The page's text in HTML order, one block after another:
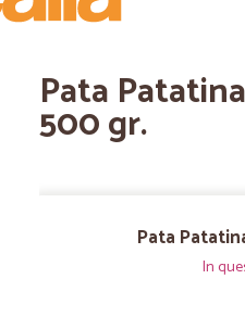
Pata
500 gr.
Pata
In